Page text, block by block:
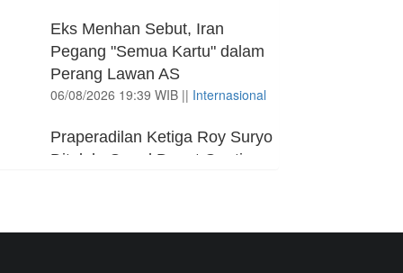
Narkoba Ditemukan di Ruang
Kepala Yayasan Sekolah di
Jaksel
06/08/2026 17:40 WIB ||DKI Jakarta
Eks Menhan Sebut, Iran
Pegang "Semua Kartu" dalam
Perang Lawan AS
06/08/2026 19:39 WIB || Internasional
Praperadilan Ketiga Roy Suryo
Ditolak, Gagal Dapat Ganti